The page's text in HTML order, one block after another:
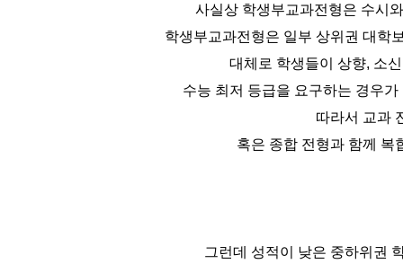
사실상 학생부교과전형은 수시
학생부교과전형은 일부 상위권 대학
대체로 학생들이 상향, 소
수능 최저 등급을 요구하는 경우
따라서 교과
혹은 종합 전형과 함께 복
그런데 성적이 낮은 중하위권